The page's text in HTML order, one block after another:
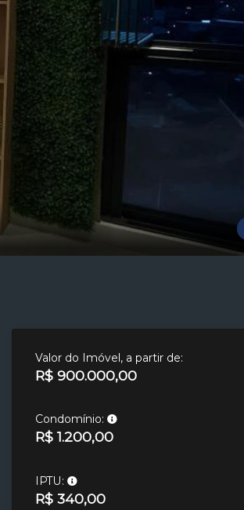
Valor do Imóvel, a partir de:
R$ 900.000,00
Condomínio:
R$ 1.200,00
IPTU:
R$ 340,00